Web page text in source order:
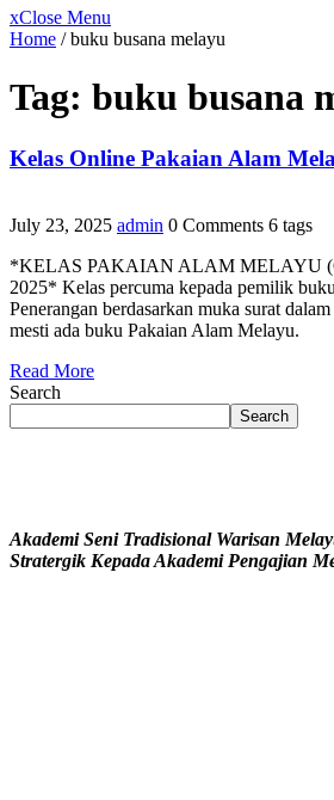
xClose Menu
Home /buku busana melayu
Tag: buku busana
Kelas Online Pakaian Alam
July 23, 2025 admin 0 Comments 6 tags
*KELAS PAKAIAN ALAM MELAYU
2025* Kelas percuma kepada pemilik
Penerangan berdasarkan muka surat
mesti ada buku Pakaian Alam Melayu.
Read More
Search
Search
Akademi Seni Tradisional Warisan
Stratergik Kepada Akademi Pengajian